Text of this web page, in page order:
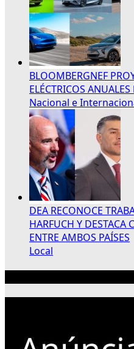
BLOOMBERGNEF
ELÉCTRICOS
Nacional e
DEA RECONOCE
HARFUCH Y DESTACA
ENTRE AMBOS PAÍSES
Local